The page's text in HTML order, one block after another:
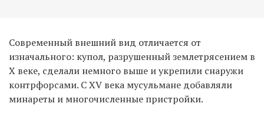
Современный внешний вид отличается от
изначального: купол, разрушенный землетрясением в
X веке, сделали немного выше и укрепили снаружи
контрфорсами. С XV века мусульмане добавляли
минареты и многочисленные пристройки.